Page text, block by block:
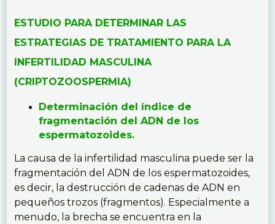
ESTUDIO PARA DETERMINAR LAS
ESTRATEGIAS DE TRATAMIENTO PARA LA
INFERTILIDAD MASCULINA
(CRIPTOZOOSPERMIA)
Determinación del índice de
fragmentación del ADN de los
espermatozoides.
La causa de la infertilidad masculina puede ser la
fragmentación del ADN de los espermatozoides,
es decir, la destrucción de cadenas de ADN en
pequeños trozos (fragmentos). Especialmente a
menudo, la brecha se encuentra en la